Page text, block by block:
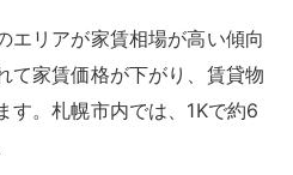
エリアが家賃相場が高い傾向
て家賃価格が下がり、賃貸物
す。札幌市内では、1Kで約6